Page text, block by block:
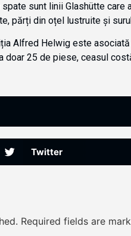
sunt linii Glashütte care
părți din oțel lustruite și
Alfred Helwig este
doar 25 de piese, ceasul
Twitter
Required fields are